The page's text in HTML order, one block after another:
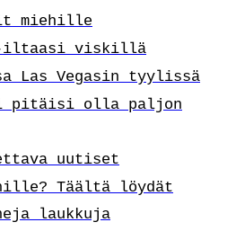
miehille
iltaasi viskillä
Las Vegasin tyylissä
pitäisi olla paljon
uutiset
Täältä löydät
laukkuja